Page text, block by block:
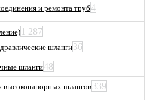
и ремонта труб4
1 287
шланги36
шланги48
высоконапорных шлангов339